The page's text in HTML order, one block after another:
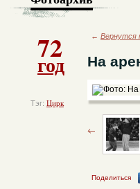
72
год
Тэг: Цирк
← Вернутся
На
Поделиться